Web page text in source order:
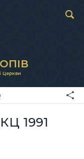
Церкви
1991